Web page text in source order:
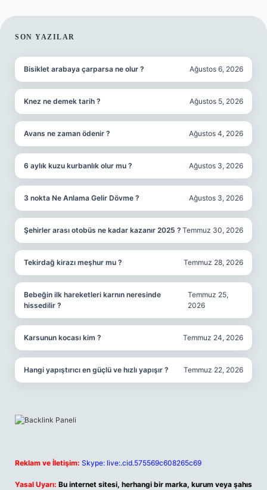
SIDEBAR
SON YAZILAR
Bisiklet arabaya çarparsa ne olur ? Ağustos 6, 2026
Knez ne demek tarih ? Ağustos 5, 2026
Avans ne zaman ödenir ? Ağustos 4, 2026
6 aylık kuzu kurbanlık olur mu ? Ağustos 3, 2026
3 nokta Ne Anlama Gelir Dövme ? Ağustos 3, 2026
Şehirler arası otobüs ne kadar kazanır 2025 ? Temmuz 30, 2026
Tekirdağ kirazı meşhur mu ? Temmuz 28, 2026
Bebeğin ilk hareketleri karnın neresinde
hissedilir ?
Temmuz 25,
2026
Karsunun kocası kim ? Temmuz 24, 2026
Hangi yapıştırıcı en güçlü ve hızlı yapışır ? Temmuz 22, 2026
Reklam ve İletişim: Skype: live:.cid.575569c608265c69
Yasal Uyarı: Bu internet sitesi, herhangi bir marka, kurum veya şahıs